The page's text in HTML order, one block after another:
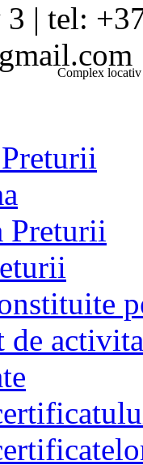
Complex
| tel:
Preturii
de